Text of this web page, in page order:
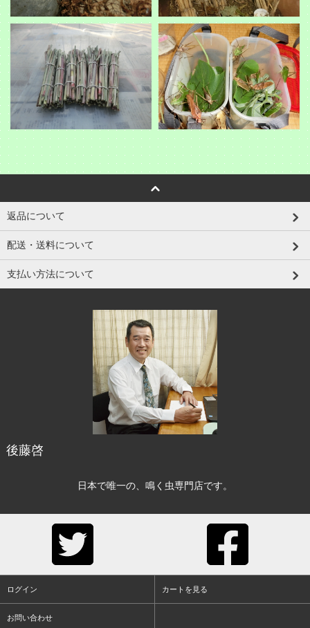
返品について
配送・送料について
支払い方法について
後藤啓
日本で唯一の、鳴く虫専門店です。
ログイン カートを見る
お問い合わせ